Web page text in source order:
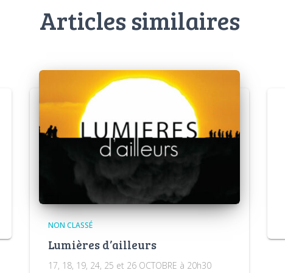
Articles similaires
NON CLASSÉ
Lumières d’ailleurs
17, 18, 19, 24, 25 et 26 OCTOBRE à 20h30